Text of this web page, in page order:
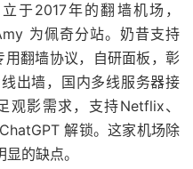
于2017年的翻墙机场，
为佩奇分站。奶昔支持
翻墙协议，自研面板，彰
出墙，国内多线服务器接
观影需求，支持Netflix、
解锁。这家机场除
的缺点。